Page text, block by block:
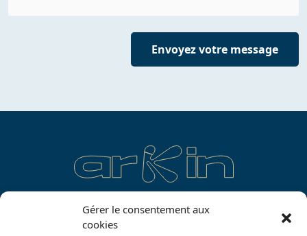
Gérer le consentement aux
cookies
Envoyez votre message
Agence